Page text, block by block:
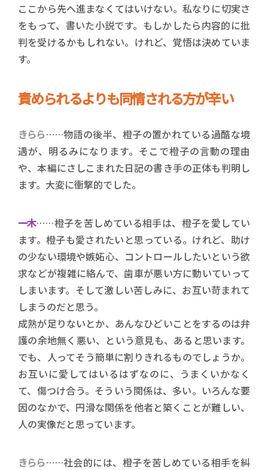
ここから先へ進まなくてはいけない。私なりに切実さ
をもって、書いた小説です。もしかしたら内容的に批
判を受けるかもしれない。けれど、覚悟は決めていま
す。
責められるよりも同情される方が辛い
きらら……物語の後半、橙子の置かれている過酷な境
遇が、明るみになります。そこで橙子の言動の理由
や、本編にさしこまれた日記の書き手の正体も判明し
ます。大変に衝撃的でした。
一木……橙子を苦しめている相手は、橙子を愛してい
ます。橙子も愛されたいと思っている。けれど、助け
の少ない環境や嫉妬心、コントロールしたいという欲
求などが複雑に絡んで、歯車が悪い方に動いていって
しまいます。そして激しい苦しみに、お互い苛まれて
しまうのだと思う。
成熟が足りないとか、あんなひどいことをするのは弁
護の余地無く悪い、という意見も、あると思います。
でも、人ってそう簡単に割りきれるものでしょうか。
お互いに愛してはいるはずなのに、うまくいかなく
て、傷つけ合う。そういう関係は、多い。いろんな要
因のなかで、円滑な関係を他者と築くことが難しい、
人の実像だと思っています。
きらら……社会的には、橙子を苦しめている相手を糾